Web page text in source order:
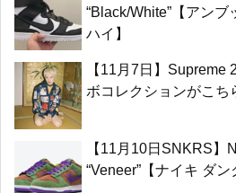
“Black/White”【アン
ハイ】
【11月7日】Supreme
ボコレクションがこち
【11月10日SNKRS】
“Veneer”【ナイキ ダン